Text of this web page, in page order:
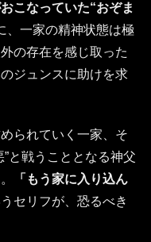
こなっていた“おぞま
、一家の精神状態は極
の存在を感じ取った
ジュンスに助けを求
られていく一家、そ
と戦うこととなる神父
「もう家に入り込ん
セリフが、恐るべき